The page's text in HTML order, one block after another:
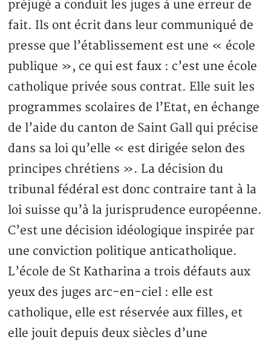
préjugé a conduit les juges à une erreur de
fait. Ils ont écrit dans leur communiqué de
presse que l’établissement est une « école
publique », ce qui est faux : c’est une école
catholique privée sous contrat. Elle suit les
programmes scolaires de l’Etat, en échange
de l’aide du canton de Saint Gall qui précise
dans sa loi qu’elle « est dirigée selon des
principes chrétiens ». La décision du
tribunal fédéral est donc contraire tant à la
loi suisse qu’à la jurisprudence européenne.
C’est une décision idéologique inspirée par
une conviction politique anticatholique.
L’école de St Katharina a trois défauts aux
yeux des juges arc-en-ciel : elle est
catholique, elle est réservée aux filles, et
elle jouit depuis deux siècles d’une